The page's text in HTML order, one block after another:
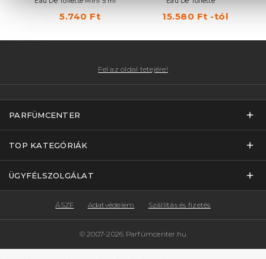
5.740 Ft 15.580 Ft -tól
Fel az oldal tetejére!
PARFÜMCENTER
TOP KATEGÓRIÁK
ÜGYFÉLSZOLGÁLAT
© 2007-2026 Parfümcenter.hu
ÁSZF Adatvédelem Szállítás és fizetés